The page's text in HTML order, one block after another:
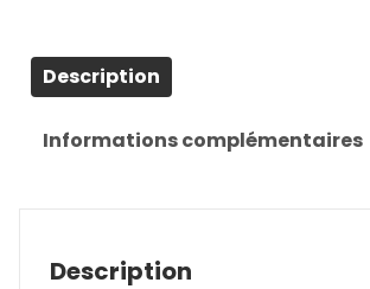
Description
Informations complémentaires
Description